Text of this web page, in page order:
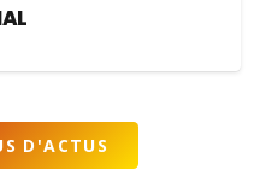
D'ACTUS